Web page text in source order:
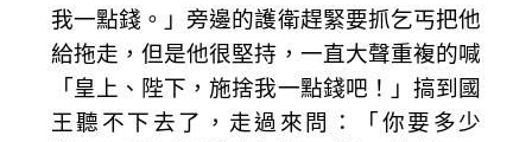
我一點錢。」旁邊的護衛趕緊要抓乞丐把他
給拖走，但是他很堅持，一直大聲重複的喊
「皇上、陛下，施捨我一點錢吧！」搞到國
王聽不下去了，走過來問：「你要多少